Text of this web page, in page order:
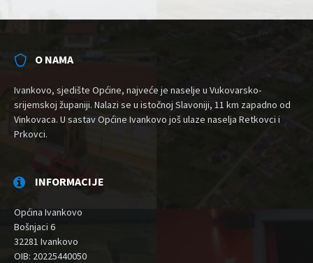
O NAMA
Ivankovo, sjedište Općine, najveće je naselje u Vukovarsko-
srijemskoj županiji. Nalazi se u istočnoj Slavoniji, 11 km zapadno od
Vinkovaca. U sastav Općine Ivankovo još ulaze naselja Retkovci i
Prkovci.
INFORMACIJE
Općina Ivankovo
Bošnjaci 6
32281 Ivankovo
OIB: 20225440050